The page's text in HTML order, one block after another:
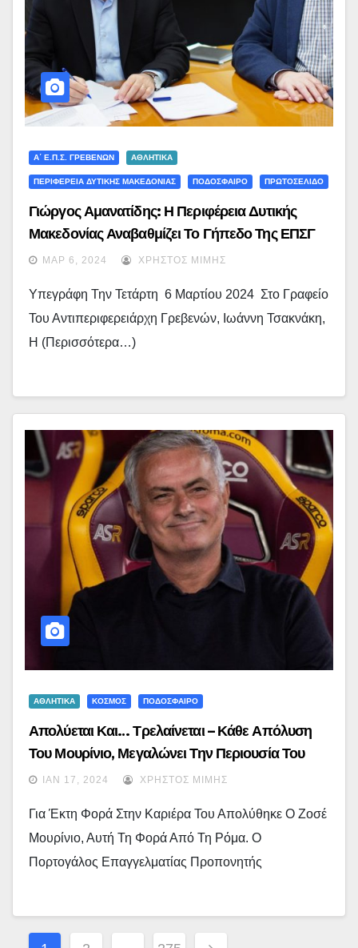
Α΄ Ε.Π.Σ. ΓΡΕΒΕΝΏΝ ΑΘΛΗΤΙΚΑ
ΠΕΡΙΦΕΡΕΙΑ ΔΥΤΙΚΗΣ ΜΑΚΕΔΟΝΙΑΣ ΠΟΔΟΣΦΑΙΡΟ ΠΡΩΤΟΣΕΛΙΔΟ
Γιώργος Αμανατίδης: Η Περιφέρεια Δυτικής
Μακεδονίας Αναβαθμίζει Το Γήπεδο Της ΕΠΣΓ
Με (περίπου) 300.000 Ευρώ.. – (εικόνες +
ΜΑΡ 6, 2024 ΧΡΉΣΤΟΣ ΜΊΜΗΣ
Υπεγράφη Την Τετάρτη 6 Μαρτίου 2024 Στο Γραφείο
Του Αντιπεριφερειάρχη Γρεβενών, Ιωάννη Τσακνάκη,
Η (περισσότερα…)
ΑΘΛΗΤΙΚΑ ΚΟΣΜΟΣ ΠΟΔΟΣΦΑΙΡΟ
Απολύεται Και… Τρελαίνεται – Κάθε Απόλυση
Του Μουρίνιο, Μεγαλώνει Την Περιουσία Του
ΙΑΝ 17, 2024 ΧΡΉΣΤΟΣ ΜΊΜΗΣ
Για Έκτη Φορά Στην Καριέρα Του Απολύθηκε Ο Ζοσέ
Μουρίνιο, Αυτή Τη Φορά Από Τη Ρόμα. Ο
Πορτογάλος Επαγγελματίας Προπονητής